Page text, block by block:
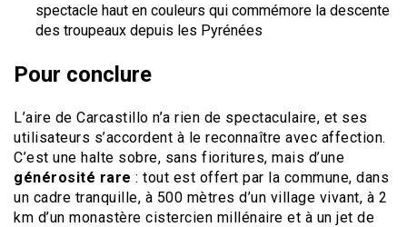
spectacle haut en couleurs qui commémore la descente
des troupeaux depuis les Pyrénées
Pour conclure
L’aire de Carcastillo n’a rien de spectaculaire, et ses
utilisateurs s’accordent à le reconnaître avec affection.
C’est une halte sobre, sans fioritures, mais d’une
générosité rare : tout est offert par la commune, dans
un cadre tranquille, à 500 mètres d’un village vivant, à 2
km d’un monastère cistercien millénaire et à un jet de